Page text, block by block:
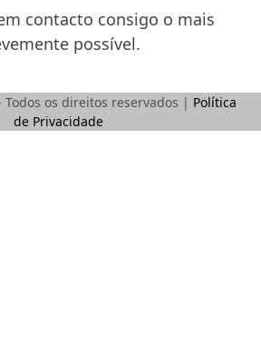
contacto consigo o mais
possível.
Todos os direitos reservados | Política
de Privacidade